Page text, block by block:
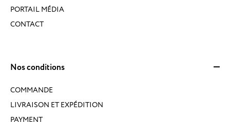
PORTAIL MÉDIA
CONTACT
Nos conditions
COMMANDE
LIVRAISON ET EXPÉDITION
PAYMENT